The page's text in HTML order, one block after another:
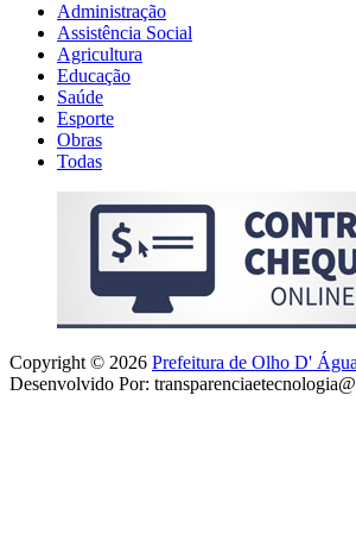
Administração
Assistência Social
Agricultura
Educação
Saúde
Esporte
Obras
Todas
Copyright © 2026 Prefeitura de Olho D'
Desenvolvido Por: